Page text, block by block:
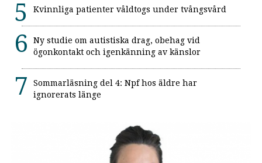
Kvinnliga patienter våldtogs under tvångsvård
Ny studie om autistiska drag, obehag vid
ögonkontakt och igenkänning av känslor
Sommarläsning del 4: Npf hos äldre har
ignorerats länge